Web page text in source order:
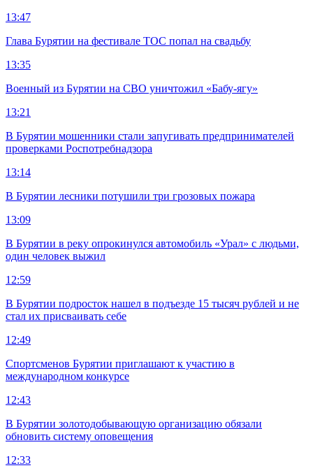
13:47
Глава Бурятии на фестивале ТОС попал на свадьбу
13:35
Военный из Бурятии на СВО уничтожил «Бабу-ягу»
13:21
В Бурятии мошенники стали запугивать предпринимателей
проверками Роспотребнадзора
13:14
В Бурятии лесники потушили три грозовых пожара
13:09
В Бурятии в реку опрокинулся автомобиль «Урал» с людьми,
один человек выжил
12:59
В Бурятии подросток нашел в подъезде 15 тысяч рублей и не
стал их присваивать себе
12:49
Спортсменов Бурятии приглашают к участию в
международном конкурсе
12:43
В Бурятии золотодобывающую организацию обязали
обновить систему оповещения
12:33